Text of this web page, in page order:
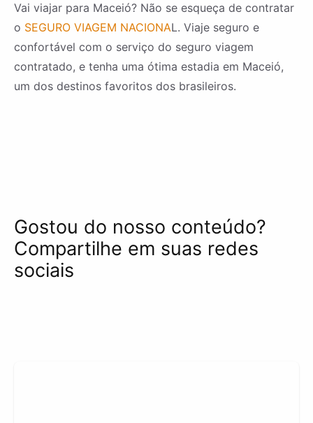
Vai viajar para Maceió? Não se esqueça de contratar
o SEGURO VIAGEM NACIONAL. Viaje seguro e
confortável com o serviço do seguro viagem
contratado, e tenha uma ótima estadia em Maceió,
um dos destinos favoritos dos brasileiros.
Gostou do nosso conteúdo?
Compartilhe em suas redes
sociais